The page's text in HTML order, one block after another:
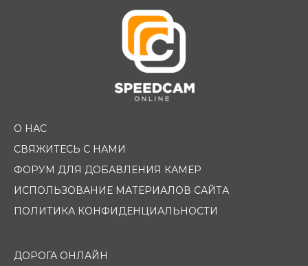
О НАС
СВЯЖИТЕСЬ С НАМИ
ФОРУМ ДЛЯ ДОБАВЛЕНИЯ КАМЕР
ИСПОЛЬЗОВАНИЕ МАТЕРИАЛОВ САЙТА
ПОЛИТИКА КОНФИДЕНЦИАЛЬНОСТИ
ДОРОГА ОНЛАЙН